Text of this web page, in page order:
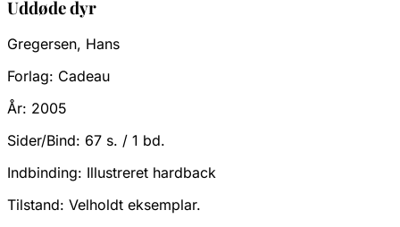
Uddøde dyr
Gregersen, Hans
Forlag: Cadeau
År: 2005
Sider/Bind: 67 s. / 1 bd.
Indbinding: Illustreret hardback
Tilstand: Velholdt eksemplar.